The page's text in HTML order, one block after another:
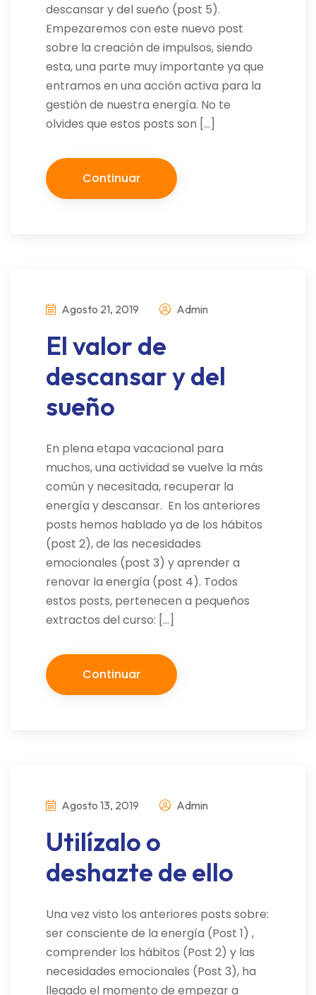
descansar y del sueño (post 5).
Empezaremos con este nuevo post
sobre la creación de impulsos, siendo
esta, una parte muy importante ya que
entramos en una acción activa para la
gestión de nuestra energía. No te
olvides que estos posts son […]
Continuar
Agosto 21, 2019 Admin
El valor de
descansar y del
sueño
En plena etapa vacacional para
muchos, una actividad se vuelve la más
común y necesitada, recuperar la
energía y descansar. En los anteriores
posts hemos hablado ya de los hábitos
(post 2), de las necesidades
emocionales (post 3) y aprender a
renovar la energía (post 4). Todos
estos posts, pertenecen a pequeños
extractos del curso: […]
Continuar
Agosto 13, 2019 Admin
Utilízalo o
deshazte de ello
Una vez visto los anteriores posts sobre:
ser consciente de la energía (Post 1) ,
comprender los hábitos (Post 2) y las
necesidades emocionales (Post 3), ha
llegado el momento de empezar a